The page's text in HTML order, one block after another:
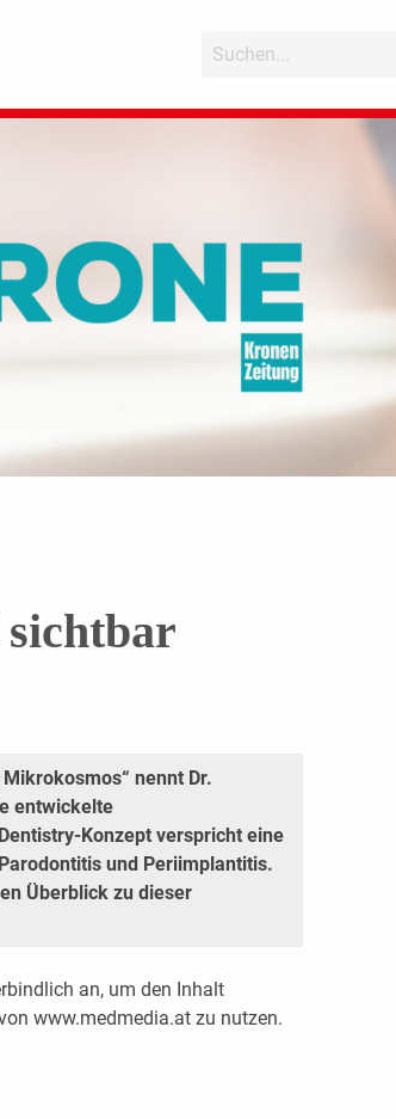
nennt Dr.
entwickelte
Konzept verspricht eine
und Periimplantitis.
Überblick zu dieser
an, um den Inhalt
www.medmedia.at zu nutzen.